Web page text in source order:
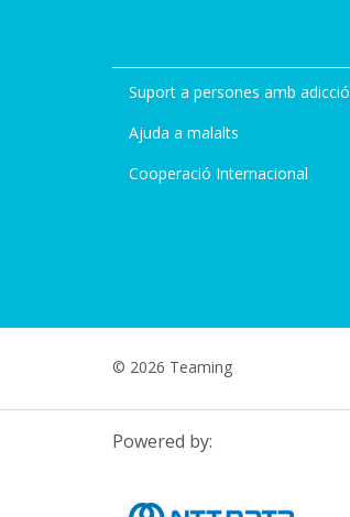
Suport a persones amb adicció
Ajuda a malalts
Cooperació Internacional
© 2026 Teaming
Powered by: